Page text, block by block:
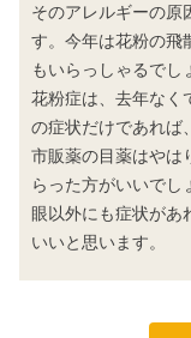
そのアレルギーの原
す。今年は花粉の飛
もいらっしゃるでし
花粉症は、去年なく
の症状だけであれば
市販薬の目薬はやは
らった方がいいでし
眼以外にも症状があ
いいと思います。